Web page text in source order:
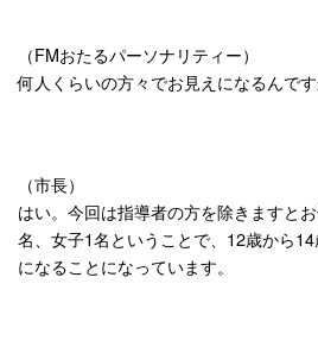
（FMおたるパーソナリティー）
何人くらいの方々でお見えになるんです
（市長）
はい。今回は指導者の方を除きますと
名、女子1名ということで、12歳から
になることになっています。